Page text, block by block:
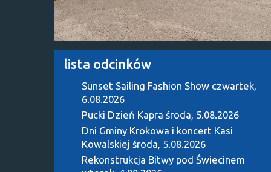
wideo
lista odcinków
Sunset Sailing Fashion Show czwartek,
6.08.2026
Pucki Dzień Kapra środa, 5.08.2026
Dni Gminy Krokowa i koncert Kasi
Kowalskiej środa, 5.08.2026
Rekonstrukcja Bitwy pod Świecinem